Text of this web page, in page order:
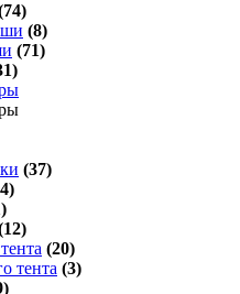
(8)
(71)
(37)
(20)
тента (3)